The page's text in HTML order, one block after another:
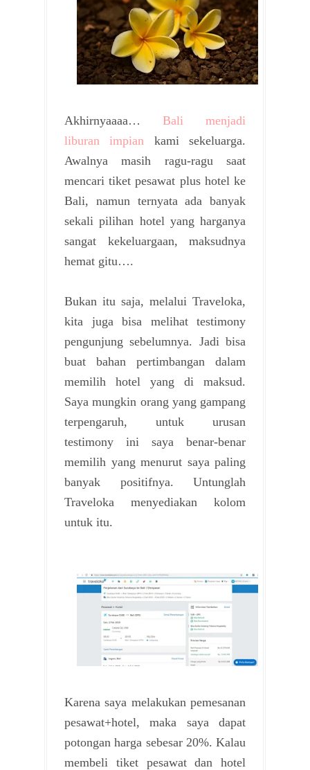
Akhirnyaaaa… Bali menjadi
liburan impian kami sekeluarga.
Awalnya masih ragu-ragu saat
mencari tiket pesawat plus hotel ke
Bali, namun ternyata ada banyak
sekali pilihan hotel yang harganya
sangat kekeluargaan, maksudnya
hemat gitu….
Bukan itu saja, melalui Traveloka,
kita juga bisa melihat testimony
pengunjung sebelumnya. Jadi bisa
buat bahan pertimbangan dalam
memilih hotel yang di maksud.
Saya mungkin orang yang gampang
terpengaruh, untuk urusan
testimony ini saya benar-benar
memilih yang menurut saya paling
banyak positifnya. Untunglah
Traveloka menyediakan kolom
untuk itu.
Karena saya melakukan pemesanan
pesawat+hotel, maka saya dapat
potongan harga sebesar 20%. Kalau
membeli tiket pesawat dan hotel